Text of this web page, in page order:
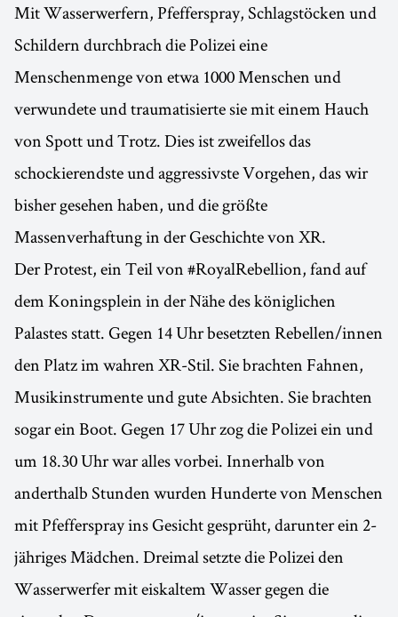
Mit Wasserwerfern, Pfefferspray, Schlagstöcken und
Schildern durchbrach die Polizei eine
Menschenmenge von etwa 1000 Menschen und
verwundete und traumatisierte sie mit einem Hauch
von Spott und Trotz. Dies ist zweifellos das
schockierendste und aggressivste Vorgehen, das wir
bisher gesehen haben, und die größte
Massenverhaftung in der Geschichte von XR.
Der Protest, ein Teil von #RoyalRebellion, fand auf
dem Koningsplein in der Nähe des königlichen
Palastes statt. Gegen 14 Uhr besetzten Rebellen/innen
den Platz im wahren XR-Stil. Sie brachten Fahnen,
Musikinstrumente und gute Absichten. Sie brachten
sogar ein Boot. Gegen 17 Uhr zog die Polizei ein und
um 18.30 Uhr war alles vorbei. Innerhalb von
anderthalb Stunden wurden Hunderte von Menschen
mit Pfefferspray ins Gesicht gesprüht, darunter ein 2-
jähriges Mädchen. Dreimal setzte die Polizei den
Wasserwerfer mit eiskaltem Wasser gegen die